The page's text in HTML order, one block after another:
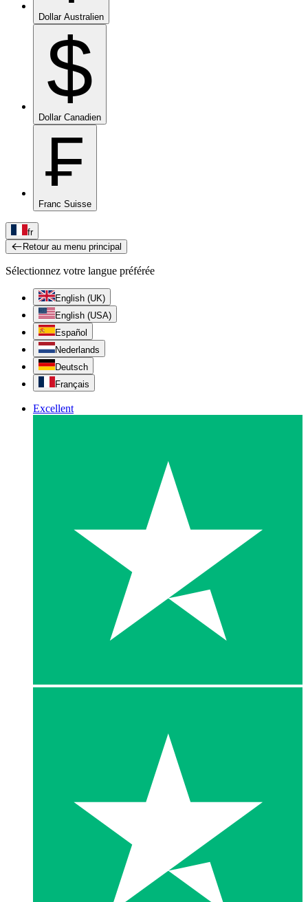
Dollar Australien
$
Dollar Canadien
₣
Franc Suisse
fr
Retour au menu principal
Sélectionnez votre langue préférée
English (UK)
English (USA)
Español
Nederlands
Deutsch
Français
Excellent